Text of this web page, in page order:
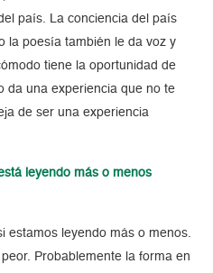
país. La conciencia del país
la poesía también le da voz y
tiene la oportunidad de
da una experiencia que no te
de ser una experiencia
leyendo más o menos
estamos leyendo más o menos.
Probablemente la forma en